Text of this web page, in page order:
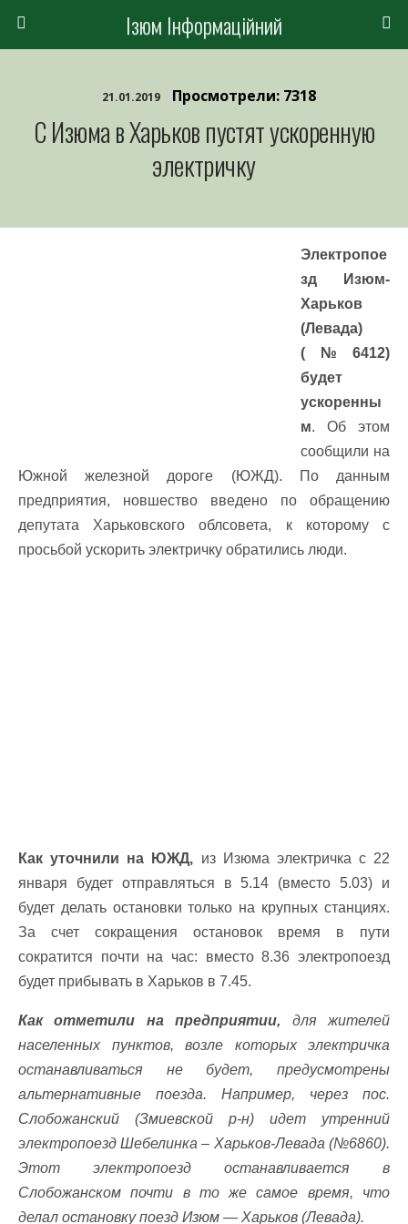
Ізюм Інформаційний
21.01.2019 Просмотрели: 7318
С Изюма в Харьков пустят ускоренную
электричку
Электропое
зд Изюм-
Харьков
(Левада)
(№6412)
будет
ускоренны
м. Об этом
сообщили на
Южной железной дороге (ЮЖД). По данным
предприятия, новшество введено по обращению
депутата Харьковского облсовета, к которому с
просьбой ускорить электричку обратились люди.
Как уточнили на ЮЖД, из Изюма электричка с 22
января будет отправляться в 5.14 (вместо 5.03) и
будет делать остановки только на крупных станциях.
За счет сокращения остановок время в пути
сократится почти на час: вместо 8.36 электропоезд
будет прибывать в Харьков в 7.45.
Как отметили на предприятии, для жителей
населенных пунктов, возле которых электричка
останавливаться не будет, предусмотрены
альтернативные поезда. Например, через пос.
Слобожанский (Змиевской р-н) идет утренний
электропоезд Шебелинка – Харьков-Левада (№6860).
Этот электропоезд останавливается в
Слобожанском почти в то же самое время, что
делал остановку поезд Изюм — Харьков (Левада).